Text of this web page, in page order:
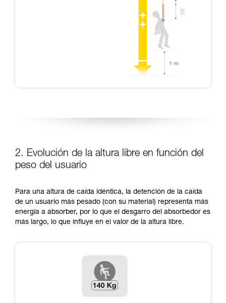
2. Evolución de la altura libre en función del
peso del usuario
Para una altura de caída idéntica, la detención de la caída
de un usuario más pesado (con su material) representa más
energía a absorber, por lo que el desgarro del absorbedor es
más largo, lo que influye en el valor de la altura libre.